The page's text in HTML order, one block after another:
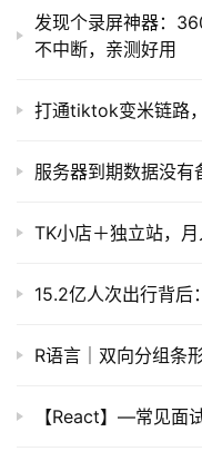
发现个录屏神器：
不中断，亲测好用
打通tiktok变米链路
服务器到期数据没有
TK小店＋独立站，
15.2亿人次出行背后
R语言｜双向分组条
【React】—常见面